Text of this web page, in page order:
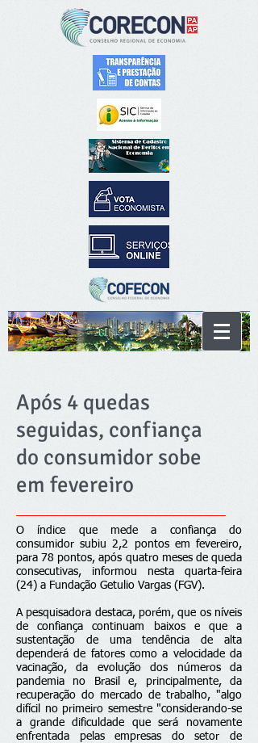
Após 4 quedas
seguidas, confiança
do consumidor sobe
em fevereiro
O índice que mede a confiança do
consumidor subiu 2,2 pontos em fevereiro,
para 78 pontos, após quatro meses de queda
consecutivas, informou nesta quarta-feira
(24) a Fundação Getulio Vargas (FGV).
A pesquisadora destaca, porém, que os níveis
de confiança continuam baixos e que a
sustentação de uma tendência de alta
dependerá de fatores como a velocidade da
vacinação, da evolução dos números da
pandemia no Brasil e, principalmente, da
recuperação do mercado de trabalho, "algo
difícil no primeiro semestre "considerando-se
a grande dificuldade que será novamente
enfrentada pelas empresas do setor de